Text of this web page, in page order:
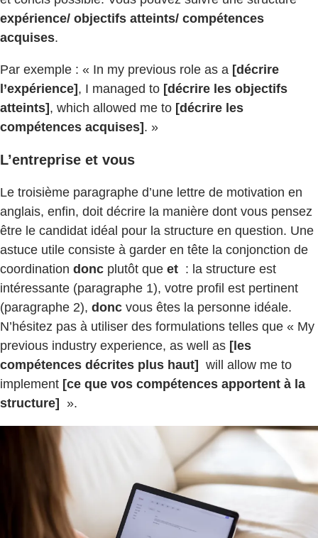
expérience/ objectifs atteints/ compétences
acquises.
Par exemple : « In my previous role as a [décrire
l’expérience], I managed to [décrire les objectifs
atteints], which allowed me to [décrire les
compétences acquises]. »
L’entreprise et vous
Le troisième paragraphe d’une lettre de motivation en
anglais, enfin, doit décrire la manière dont vous pensez
être le candidat idéal pour la structure en question. Une
astuce utile consiste à garder en tête la conjonction de
coordination donc plutôt que et : la structure est
intéressante (paragraphe 1), votre profil est pertinent
(paragraphe 2), donc vous êtes la personne idéale.
N’hésitez pas à utiliser des formulations telles que « My
previous industry experience, as well as [les
compétences décrites plus haut] will allow me to
implement [ce que vos compétences apportent à la
structure] ».